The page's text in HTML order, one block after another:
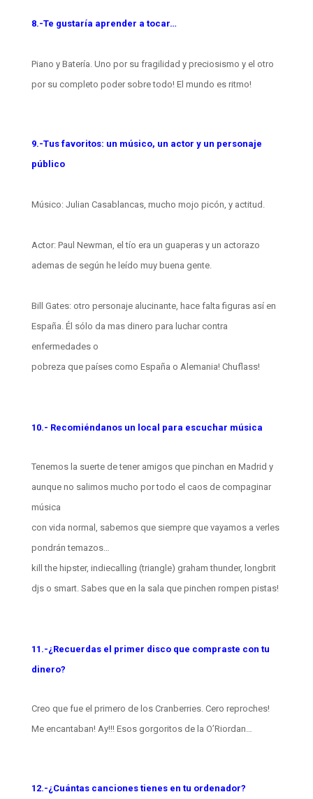
8.-Te gustaría aprender a tocar…
Piano y Batería. Uno por su fragilidad y preciosismo y el otro
por su completo poder sobre todo! El mundo es ritmo!
9.-Tus favoritos: un músico, un actor y un personaje
público
Músico: Julian Casablancas, mucho mojo picón, y actitud.
Actor: Paul Newman, el tío era un guaperas y un actorazo
ademas de según he leído muy buena gente.
Bill Gates: otro personaje alucinante, hace falta figuras así en
España. Él sólo da mas dinero para luchar contra
enfermedades o
pobreza que países como España o Alemania! Chuflass!
10.- Recomiéndanos un local para escuchar música
Tenemos la suerte de tener amigos que pinchan en Madrid y
aunque no salimos mucho por todo el caos de compaginar
música
con vida normal, sabemos que siempre que vayamos a verles
pondrán temazos…
kill the hipster, indiecalling (triangle) graham thunder, longbrit
djs o smart. Sabes que en la sala que pinchen rompen pistas!
11.-¿Recuerdas el primer disco que compraste con tu
dinero?
Creo que fue el primero de los Cranberries. Cero reproches!
Me encantaban! Ay!!! Esos gorgoritos de la O’Riordan…
12.-¿Cuántas canciones tienes en tu ordenador?